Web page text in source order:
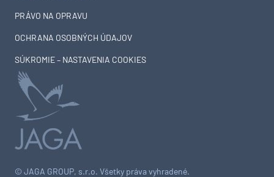
© JAGA GROUP, s.r.o. Všetky práva vyhradené.
PRÁVO NA OPRAVU
OCHRANA OSOBNÝCH ÚDAJOV
SÚKROMIE – NASTAVENIA COOKIES